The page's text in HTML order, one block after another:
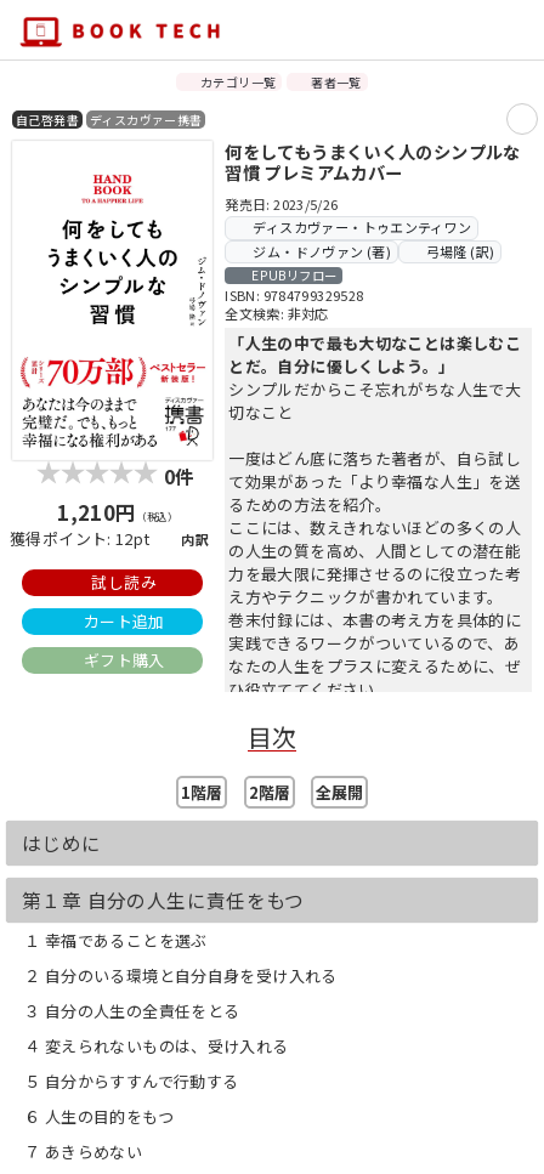
カテゴリ一覧 著者一覧
自己啓発書 ディスカヴァー携書
0件
1,210円 （税込）
獲得ポイント: 12pt 内訳
試し読み
カート追加
ギフト購入
何をしてもうまくいく人のシンプルな
習慣 プレミアムカバー
発売日: 2023/5/26
ディスカヴァー・トゥエンティワン
ジム・ドノヴァン (著)
弓場隆 (訳)
EPUBリフロー
ISBN: 9784799329528
全文検索: 非対応
「人生の中で最も大切なことは楽しむこ
とだ。自分に優しくしよう。」
シンプルだからこそ忘れがちな人生で大
切なこと
一度はどん底に落ちた著者が、自ら試し
て効果があった「より幸福な人生」を送
るための方法を紹介。
ここには、数えきれないほどの多くの人
の人生の質を高め、人間としての潜在能
力を最大限に発揮させるのに役立った考
え方やテクニックが書かれています。
巻末付録には、本書の考え方を具体的に
実践できるワークがついているので、あ
なたの人生をプラスに変えるために、ぜ
ひ役立ててください。
※本書は2016年に弊社より刊行された
『何をしてもうまくいく人のシンプルな
習慣』の新装版です。
▼本書の項目例
・うまくいくと信じる
・感謝する
・自分が手に入れたいものを知る
・すばやく決断をくだす
・約束を守る
・体を動かす
・成功者をまねる
▼目次
目次
1階層 2階層 全展開
はじめに
第１章 自分の人生に責任をもつ
１ 幸福であることを選ぶ
２ 自分のいる環境と自分自身を受け入れる
３ 自分の人生の全責任をとる
４ 変えられないものは、受け入れる
５ 自分からすすんで行動する
６ 人生の目的をもつ
７ あきらめない